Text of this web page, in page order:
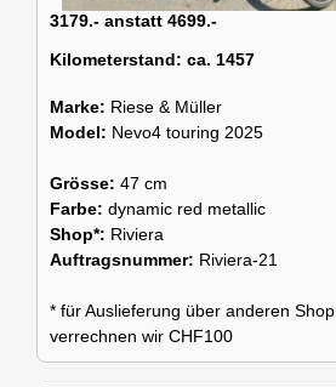
3179.- anstatt 4699.-
Kilometerstand: ca. 1457
Marke: Riese & Müller
Model: Nevo4 touring 2025
Grösse: 47 cm
Farbe: dynamic red metallic
Shop*: Riviera
Auftragsnummer: Riviera-21
* für Auslieferung über anderen Shop
verrechnen wir CHF100